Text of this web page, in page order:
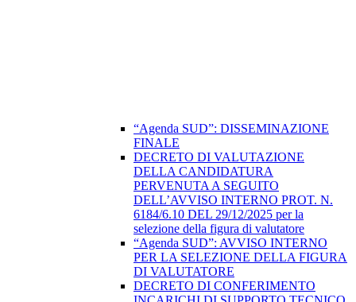
“Agenda SUD”: DISSEMINAZIONE
FINALE
DECRETO DI VALUTAZIONE
DELLA CANDIDATURA
PERVENUTA A SEGUITO
DELL’AVVISO INTERNO PROT. N.
6184/6.10 DEL 29/12/2025 per la
selezione della figura di valutatore
“Agenda SUD”: AVVISO INTERNO
PER LA SELEZIONE DELLA FIGURA
DI VALUTATORE
DECRETO DI CONFERIMENTO